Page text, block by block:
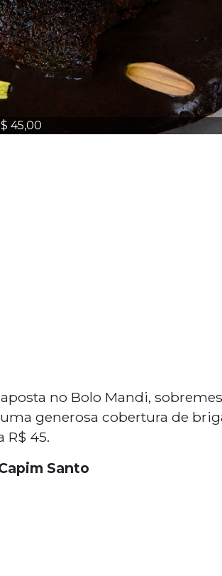
45,00
no Bolo Mandi,
generosa cobertura de
R$ 45.
Santo